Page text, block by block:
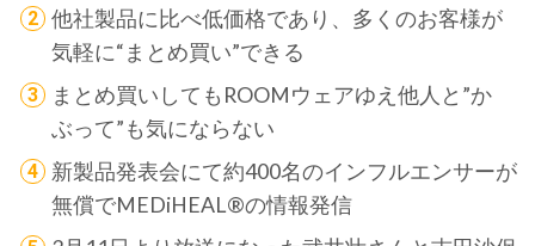
他社製品に比べ低価格であり、多くのお客様が
気軽に“まとめ買い”できる
まとめ買いしてもROOMウェアゆえ他人と”か
ぶって”も気にならない
新製品発表会にて約400名のインフルエンサーが
無償でMEDiHEAL®の情報発信